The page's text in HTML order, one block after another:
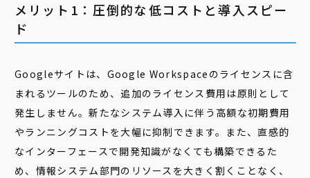
メリット1：圧倒的な低コストと導入スピー
ド
Googleサイトは、Google Workspaceのライセンスに含
まれるツールのため、追加のライセンス費用は原則として
発生しません。新たなシステム導入に伴う高額な初期費用
やランニングコストを大幅に抑制できます。また、直感的
なインターフェースで開発知識がなくても構築できるた
め、情報システム部門のリソースを大きく割くことなく、